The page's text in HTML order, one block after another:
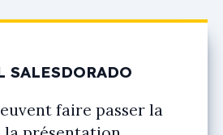
SALESDORADO
faire passer la